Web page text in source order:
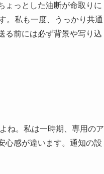
ょっとした油断が命取りに
。私も一度、うっかり共通
る前には必ず背景や写り込
ね。私は一時期、専用のア
心感が違います。通知の設